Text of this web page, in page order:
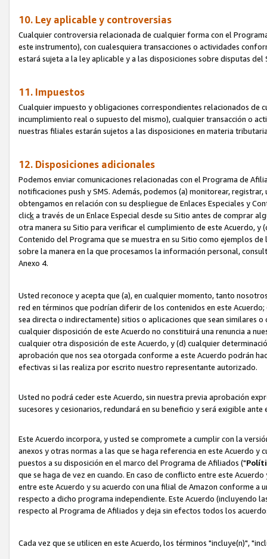
10. Ley aplicable y controversias
Cualquier controversia relacionada de cualquier forma con el
este instrumento), con cualesquiera transacciones o actividades
estará sujeta a la ley aplicable y a las disposiciones sobre disputas
11. Impuestos
Cualquier impuesto y obligaciones correspondientes relacionados de
incumplimiento real o supuesto del mismo), cualquier transacción o
nuestras filiales estarán sujetos a las disposiciones en materia
12. Disposiciones adicionales
Podemos enviar comunicaciones relacionadas con el Programa de
notificaciones push y SMS. Además, podemos (a) monitorear,
obtengamos en relación con su despliegue de Enlaces Especiales y
clicka través de un Enlace Especial desde su Sitio antes de comprar
otra manera su Sitio para verificar el cumplimiento de este Acuerdo,
Contenido del Programa que se muestra en su Sitio como ejemplos
sobre la manera en la que procesamos la información personal,
Anexo 4.
Usted reconoce y acepta que (a), en cualquier momento, tanto
red en términos que podrían diferir de los contenidos en este
sea directa o indirectamente) sitios o aplicaciones que sean similares
cualquier disposición de este Acuerdo no constituirá una renuncia a
cualquier otra disposición de este Acuerdo, y (d) cualquier
aprobación que nos sea otorgada conforme a este Acuerdo podrán
efectivas si las realiza por escrito nuestro representante autorizado.
Usted no podrá ceder este Acuerdo, sin nuestra previa aprobación
sucesores y cesionarios, redundará en su beneficio y será exigible
Este Acuerdo incorpora, y usted se compromete a cumplir con la
anexos y otras normas a las que se haga referencia en este Acuerdo
puestos a su disposición en el marco del Programa de Afiliados ("
que se haga de vez en cuando. En caso de conflicto entre este
entre este Acuerdo y su acuerdo con una filial de Amazon conforme
respecto a dicho programa independiente. Este Acuerdo (incluyendo
respecto al Programa de Afiliados y deja sin efectos todos los
Cada vez que se utilicen en este Acuerdo, los términos "incluye(n)",